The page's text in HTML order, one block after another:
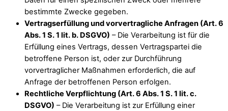
bestimmte Zwecke gegeben.
Vertragserfüllung und vorvertragliche Anfragen (Art. 6
Abs. 1 S. 1 lit. b. DSGVO) – Die Verarbeitung ist für die
Erfüllung eines Vertrags, dessen Vertragspartei die
betroffene Person ist, oder zur Durchführung
vorvertraglicher Maßnahmen erforderlich, die auf
Anfrage der betroffenen Person erfolgen.
Rechtliche Verpflichtung (Art. 6 Abs. 1 S. 1 lit. c.
DSGVO) – Die Verarbeitung ist zur Erfüllung einer